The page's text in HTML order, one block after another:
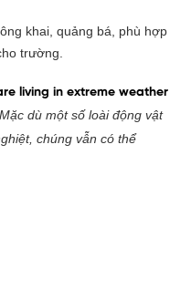
khai, quảng bá, phù hợp
trường.
living in extreme weather
dù một số loài động vật
chúng vẫn có thể